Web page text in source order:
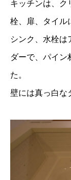
キッチンは、ク
栓、扉、タイル
シンク、水栓
ダーで、パイ
た。
壁には真っ白な